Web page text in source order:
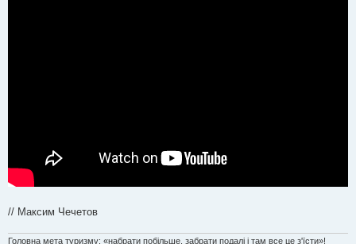
// Максим Чечетов
Головна мета туризму: «набрати побільше, забрати подалі і там все це з'їсти»!